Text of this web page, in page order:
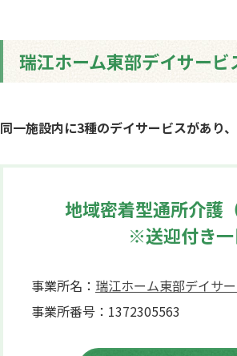
瑞江ホーム東部デイサー
同一施設内に3種のデイサービスがあり
地域密着型通所介護
※送迎付き
事業所名： 瑞江ホーム東部デイサ
事業所番号：1372305563